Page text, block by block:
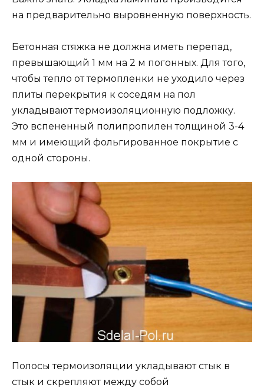
на предварительно выровненную поверхность.
Бетонная стяжка не должна иметь перепад,
превышающий 1 мм на 2 м погонных. Для того,
чтобы тепло от термопленки не уходило через
плиты перекрытия к соседям на пол
укладывают термоизоляционную подложку.
Это вспененный полипропилен толщиной 3-4
мм и имеющий фольгированное покрытие с
одной стороны.
Полосы термоизоляции укладывают стык в
стык и скрепляют между собой